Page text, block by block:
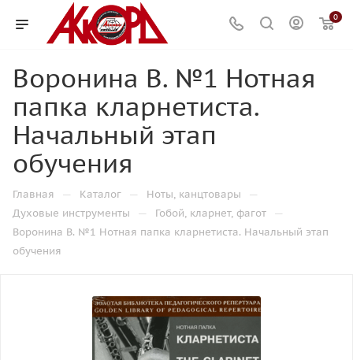
0
Воронина В. №1 Нотная
папка кларнетиста.
Начальный этап
обучения
Главная — Каталог — Ноты, канцтовары —
Духовые инструменты — Гобой, кларнет, фагот —
Воронина В. №1 Нотная папка кларнетиста. Начальный этап
обучения